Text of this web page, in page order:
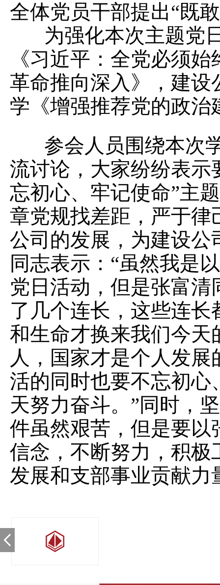
全体党员干部提出“既
为强化本次主题党日
《习近平：全党必须
革命推向深入》，建
学《增强推荐党的政
参会人员围绕本次学
流讨论，大家纷纷表示
忘初心、牢记使命”主
章党规找差距，严于
公司的发展，为建设
同志表示：“虽然我是
党日活动，但是张富
了几个连长，这些连
和生命才换来我们今
人，国家才是个人发
活的同时也要不忘初
天努力奋斗。”同时，
件虽然艰苦，但是要
信念，不断努力，积
发展和支部事业贡献力